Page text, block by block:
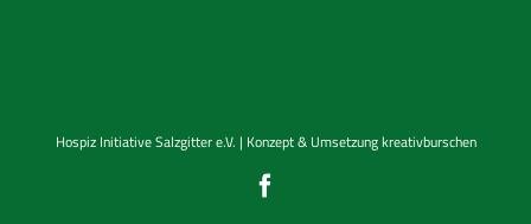
Hospiz Initiative Salzgitter e.V. | Konzept & Umsetzungkreativburschen